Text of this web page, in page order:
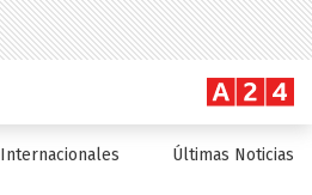
Internacionales Últimas Noticias